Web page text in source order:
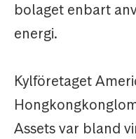
bolaget enbart
energi.
Kylföretaget
Assets var bland